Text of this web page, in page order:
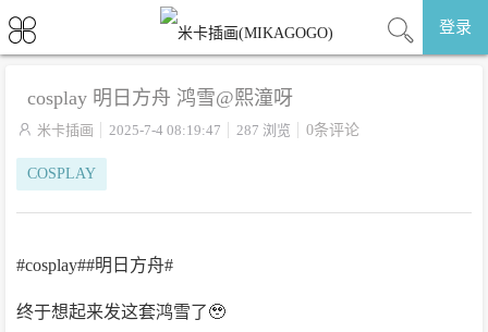
登录
cosplay 明日方舟 鸿雪@熙潼呀
 米卡插画 2025-7-4 08:19:47 287 浏览 0条评论
COSPLAY
#cosplay##明日方舟#
终于想起来发这套鸿雪了🥹